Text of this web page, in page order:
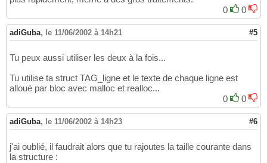
0
0
adiGuba, le 11/06/2002 à 14h21 #5
Tu peux aussi utiliser les deux à la fois...
Tu utilise ta struct TAG_ligne et le texte de chaque ligne est
alloué par bloc avec malloc et realloc...
0
0
adiGuba, le 11/06/2002 à 14h23 #6
j'ai oublié, il faudrait alors que tu rajoutes la taille courante dans
la structure :